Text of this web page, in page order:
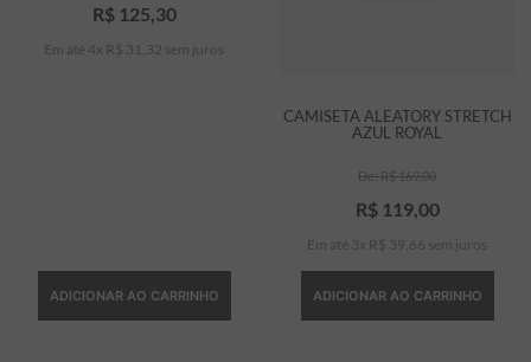
R$ 125 30
Em até 4 x R$ 31 32 sem juros
ADICIONAR AO CARRINHO
CAMISETA ALEATORY STRETCH
AZUL ROYAL
R$169,00
R$ 119, 00
Em até 3 x R$ 39 66 sem juros
ADICIONAR AO CARRINHO